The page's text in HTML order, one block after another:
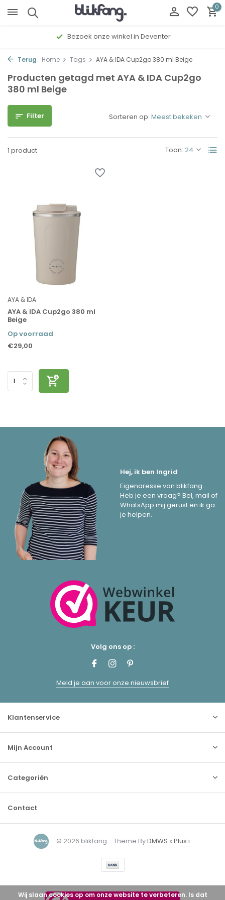
0
Bezoek onze winkel in Deventer
Terug Home Tags AYA & IDA Cup2go 380 ml Beige
Producten getagd met AYA & IDA Cup2go
380 ml Beige
Filter
1 product Toon:
Sorteren op:
AYA & IDA
AYA & IDA Cup2go 380 ml
Beige
Op voorraad
€29,00
Hej, ik ben Ingrid
Eigenaresse van blikfang.
Heb je een vraag? Bel, mail of
WhatsApp mij gerust en ik ga
je helpen.
Volg ons op :
Meld je aan voor onze nieuwsbrief
Klantenservice
Mijn Account
Categoriën
Contact
© 2026 blikfang - Theme ByDMWS xPlus+
Wij slaan cookies op om onze website te verbeteren. Is dat